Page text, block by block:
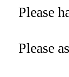
Please
Please